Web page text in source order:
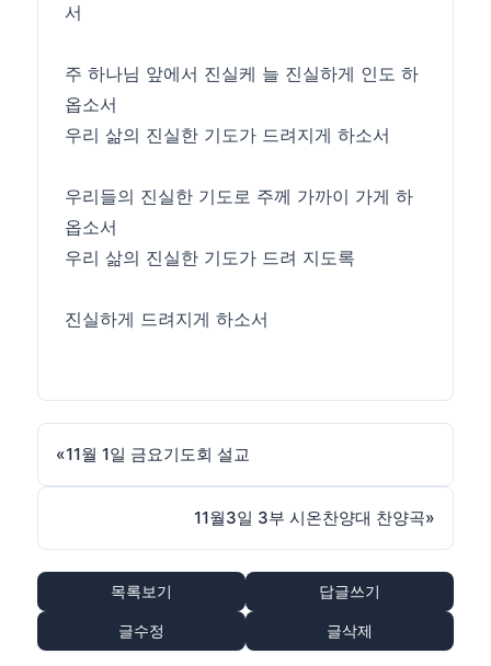
서
주 하나님 앞에서 진실케 늘 진실하게 인도 하
옵소서
우리 삶의 진실한 기도가 드려지게 하소서
우리들의 진실한 기도로 주께 가까이 가게 하
옵소서
우리 삶의 진실한 기도가 드려 지도록
진실하게 드려지게 하소서
«11월 1일 금요기도회 설교
11월3일 3부 시온찬양대 찬양곡»
목록보기 답글쓰기
글수정 글삭제